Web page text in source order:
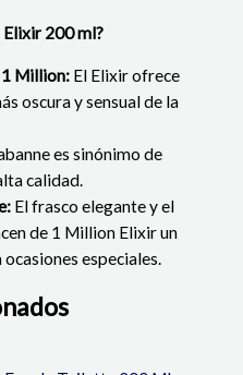
200 ml?
1 Million: El Elixir ofrece
oscura y sensual de la
es sinónimo de
calidad.
El frasco elegante y el
de 1 Million Elixir un
especiales.